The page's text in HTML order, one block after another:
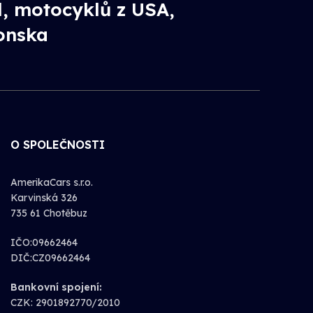
motocyklů z USA,
O SPOLEČNOSTI
AmerikaCars s.r.o.
Karvinská 326
735 61 Chotěbuz
IČO:​09662464
DIČ:​CZ09662464
Bankovní spojení:
CZK: ​​2901892770/2010